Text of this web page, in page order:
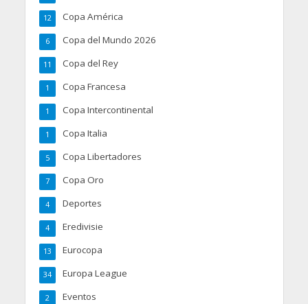
Copa América
12
Copa del Mundo 2026
6
Copa del Rey
11
Copa Francesa
1
Copa Intercontinental
1
Copa Italia
1
Copa Libertadores
5
Copa Oro
7
Deportes
4
Eredivisie
4
Eurocopa
13
Europa League
34
Eventos
2